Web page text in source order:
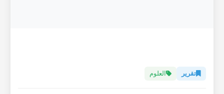
تقرير العلوم